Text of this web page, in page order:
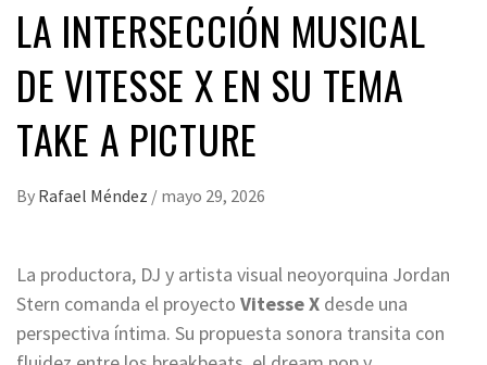
LA INTERSECCIÓN MUSICAL
DE VITESSE X EN SU TEMA
TAKE A PICTURE
By Rafael Méndez / mayo 29, 2026
La productora, DJ y artista visual neoyorquina Jordan
Stern comanda el proyecto Vitesse X desde una
perspectiva íntima. Su propuesta sonora transita con